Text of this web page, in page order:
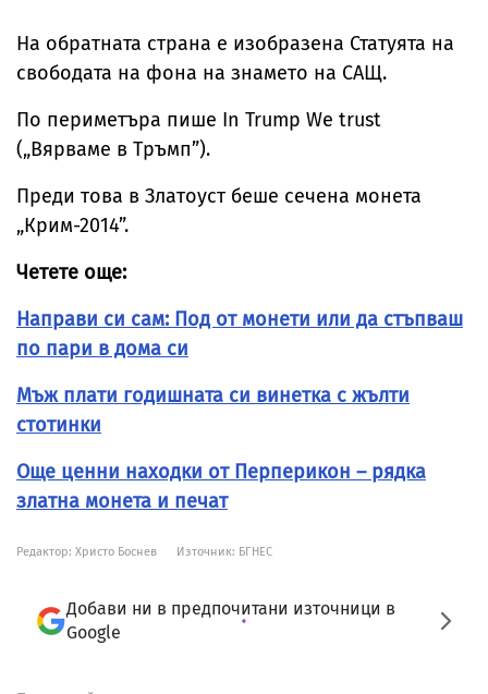
На обратната страна е изобразена Статуята на
свободата на фона на знамето на САЩ.
По периметъра пише In Trump We trust
(„Вярваме в Тръмп”).
Преди това в Златоуст беше сечена монета
„Крим-2014”.
Четете още:
Направи си сам: Под от монети или да стъпваш
по пари в дома си
Мъж плати годишната си винетка с жълти
стотинки
Още ценни находки от Перперикон – рядка
златна монета и печат
Редактор: Христо Боснев Източник: БГНЕС
Добави ни в предпочитани източници в
Google